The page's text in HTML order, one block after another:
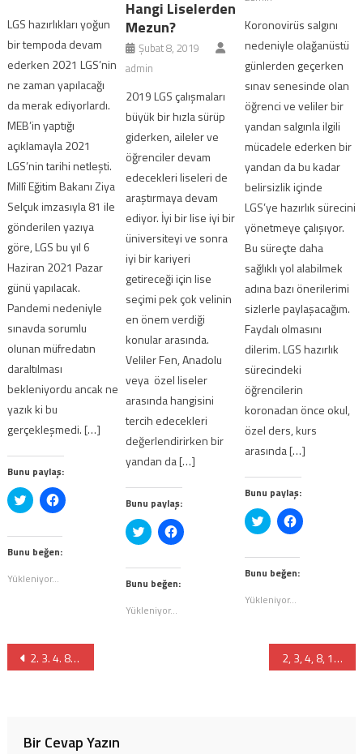
LGS hazırlıkları yoğun
bir tempoda devam
ederken 2021 LGS’nin
ne zaman yapılacağı
da merak ediyorlardı.
MEB’in yaptığı
açıklamayla 2021
LGS’nin tarihi netleşti.
Millî Eğitim Bakanı Ziya
Selçuk imzasıyla 81 ile
gönderilen yazıya
göre, LGS bu yıl 6
Haziran 2021 Pazar
günü yapılacak.
Pandemi nedeniyle
sınavda sorumlu
olunan müfredatın
daraltılması
bekleniyordu ancak ne
yazık ki bu
gerçekleşmedi. […]
Bunu paylaş:
Twitter
üzerinde
tıklayın
(Yeni
pencerede
Facebook'ta
paylaşmak
(Yeni
pencerede
Bunu beğen:
Yükleniyor...
Hangi Liselerden
Mezun?
Şubat 8, 2019
admin
2019 LGS çalışmaları
büyük bir hızla sürüp
giderken, aileler ve
öğrenciler devam
edecekleri liseleri de
araştırmaya devam
ediyor. İyi bir lise iyi bir
üniversiteyi ve sonra
iyi bir kariyeri
getireceği için lise
seçimi pek çok velinin
en önem verdiği
konular arasında.
Veliler Fen, Anadolu
veya özel liseler
arasında hangisini
tercih edecekleri
değerlendirirken bir
yandan da […]
Bunu paylaş:
Twitter
üzerinde
tıklayın
(Yeni
pencerede
Facebook'ta
paylaşmak
(Yeni
pencerede
Bunu beğen:
Yükleniyor...
Koronovirüs salgını
nedeniyle olağanüstü
günlerden geçerken
sınav senesinde olan
öğrenci ve veliler bir
yandan salgınla ilgili
mücadele ederken bir
yandan da bu kadar
belirsizlik içinde
LGS’ye hazırlık sürecini
yönetmeye çalışıyor.
Bu süreçte daha
sağlıklı yol alabilmek
adına bazı önerilerimi
sizlerle paylaşacağım.
Faydalı olmasını
dilerim. LGS hazırlık
sürecindeki
öğrencilerin
koronadan önce okul,
özel ders, kurs
arasında […]
Bunu paylaş:
Twitter
üzerinde
tıklayın
(Yeni
pencerede
Facebook'ta
paylaşmak
(Yeni
pencerede
Bunu beğen:
Yükleniyor...
Yazı
2. 3. 4. 8. ve 12. Sınıflarda da Yüz Yüze Eğitim Başlıyor 2, 3, 4, 8, 12. Sınıf ve Lise Hazırlıklarda Yüz Yüze Eğitim Başlıyor
Bir Cevap Yazın